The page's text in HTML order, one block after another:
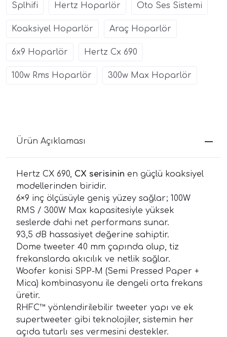
Splhifi Hertz Hoparlör Oto Ses Sistemi
Koaksiyel Hoparlör Araç Hoparlör
6x9 Hoparlör Hertz Cx 690
100w Rms Hoparlör 300w Max Hoparlör
Ürün Açıklaması
Hertz CX 690, CX serisinin en güçlü koaksiyel
modellerinden biridir.
6×9 inç ölçüsüyle geniş yüzey sağlar; 100W
RMS / 300W Max kapasitesiyle yüksek
seslerde dahi net performans sunar.
93,5 dB hassasiyet değerine sahiptir.
Dome tweeter 40 mm çapında olup, tiz
frekanslarda akıcılık ve netlik sağlar.
Woofer konisi SPP-M (Semi Pressed Paper +
Mica) kombinasyonu ile dengeli orta frekans
üretir.
RHFC™ yönlendirilebilir tweeter yapı ve ek
super­tweeter gibi teknolojiler, sistemin her
açıda tutarlı ses vermesini destekler.